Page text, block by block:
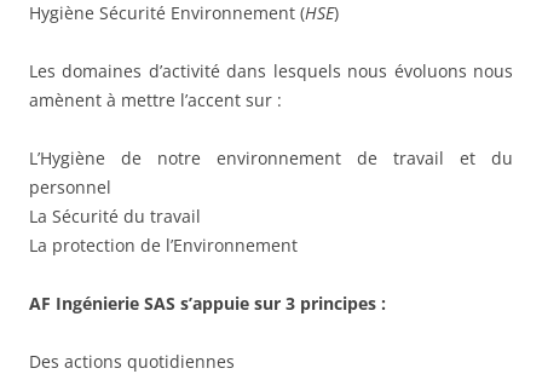
Hygiène Sécurité Environnement (HSE)
Les domaines d’activité dans lesquels nous évoluons nous
amènent à mettre l’accent sur :
L’Hygiène de notre environnement de travail et du
personnel
La Sécurité du travail
La protection de l’Environnement
AF Ingénierie SAS s’appuie sur 3 principes :
Des actions quotidiennes